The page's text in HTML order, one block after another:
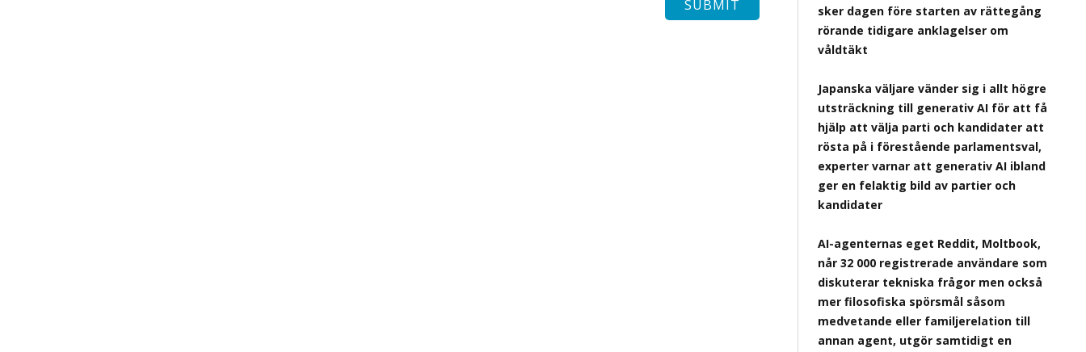
sker dagen före starten av rättegång
rörande tidigare anklagelser om
våldtäkt
Japanska väljare vänder sig i allt högre
utsträckning till generativ AI för att få
hjälp att välja parti och kandidater att
rösta på i förestående parlamentsval,
experter varnar att generativ AI ibland
ger en felaktig bild av partier och
kandidater
AI-agenternas eget Reddit, Moltbook,
når 32 000 registrerade användare som
diskuterar tekniska frågor men också
mer filosofiska spörsmål såsom
medvetande eller familjerelation till
annan agent, utgör samtidigt en